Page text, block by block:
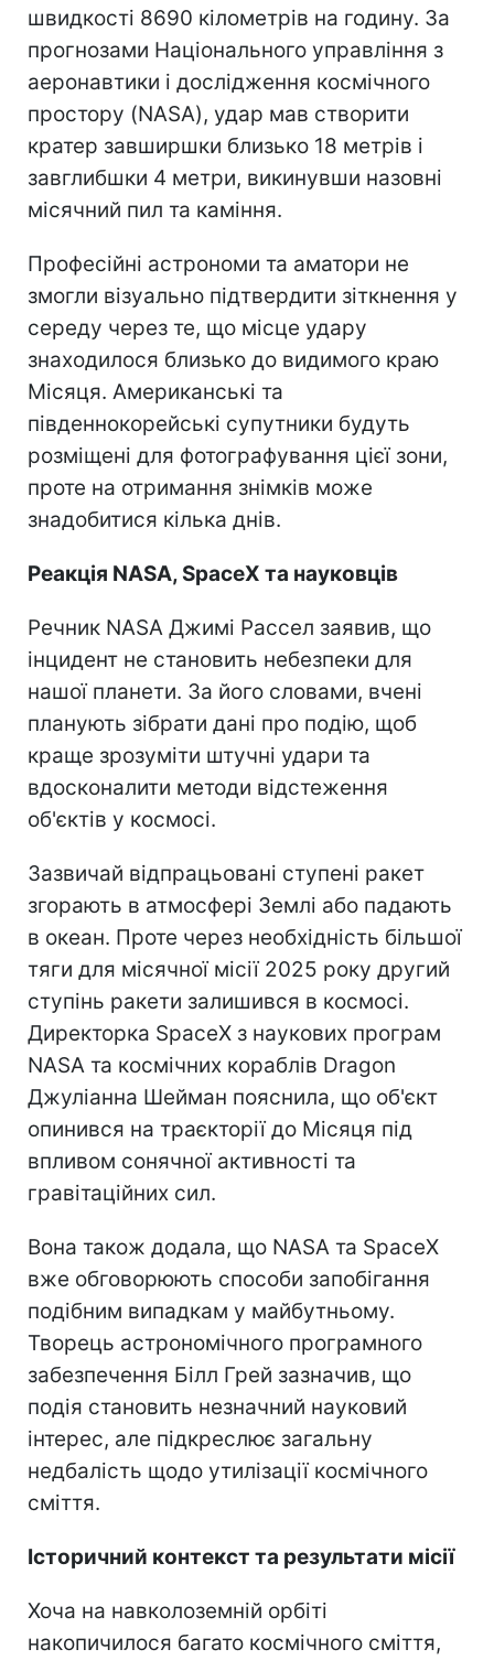
швидкості 8690 кілометрів на годину. За
прогнозами Національного управління з
аеронавтики і дослідження космічного
простору (NASA), удар мав створити
кратер завширшки близько 18 метрів і
завглибшки 4 метри, викинувши назовні
місячний пил та каміння.
Професійні астрономи та аматори не
змогли візуально підтвердити зіткнення у
середу через те, що місце удару
знаходилося близько до видимого краю
Місяця. Американські та
південнокорейські супутники будуть
розміщені для фотографування цієї зони,
проте на отримання знімків може
знадобитися кілька днів.
Реакція NASA, SpaceX та науковців
Речник NASA Джимі Рассел заявив, що
інцидент не становить небезпеки для
нашої планети. За його словами, вчені
планують зібрати дані про подію, щоб
краще зрозуміти штучні удари та
вдосконалити методи відстеження
об'єктів у космосі.
Зазвичай відпрацьовані ступені ракет
згорають в атмосфері Землі або падають
в океан. Проте через необхідність більшої
тяги для місячної місії 2025 року другий
ступінь ракети залишився в космосі.
Директорка SpaceX з наукових програм
NASA та космічних кораблів Dragon
Джуліанна Шейман пояснила, що об'єкт
опинився на траєкторії до Місяця під
впливом сонячної активності та
гравітаційних сил.
Вона також додала, що NASA та SpaceX
вже обговорюють способи запобігання
подібним випадкам у майбутньому.
Творець астрономічного програмного
забезпечення Білл Грей зазначив, що
подія становить незначний науковий
інтерес, але підкреслює загальну
недбалість щодо утилізації космічного
сміття.
Історичний контекст та результати місії
Хоча на навколоземній орбіті
накопичилося багато космічного сміття,